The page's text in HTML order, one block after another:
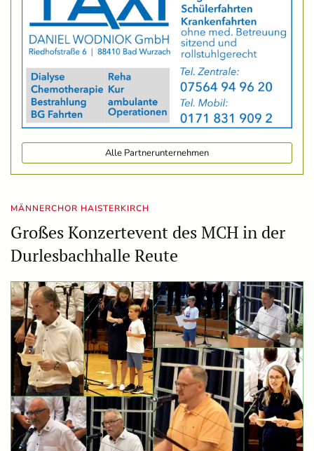
Alle Partnerunternehmen
MÄNNERCHOR HAISTERKIRCH
Großes Konzertevent des MCH in der
Durlesbachhalle Reute